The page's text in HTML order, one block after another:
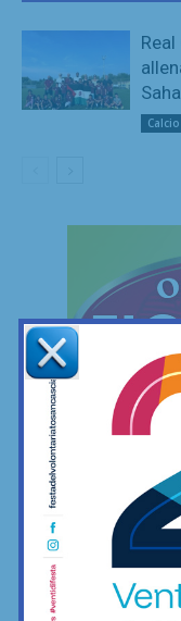
Calcio
FREESTYLE